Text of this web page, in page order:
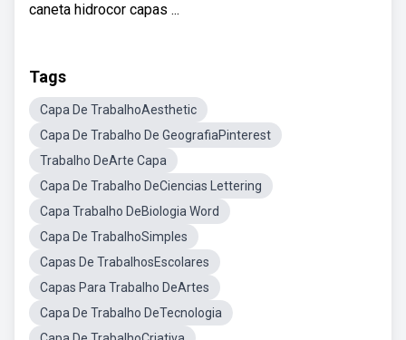
caneta hidrocor capas ...
Tags
Capa De TrabalhoAesthetic
Capa De Trabalho De GeografiaPinterest
Trabalho DeArte Capa
Capa De Trabalho DeCiencias Lettering
Capa Trabalho DeBiologia Word
Capa De TrabalhoSimples
Capas De TrabalhosEscolares
Capas Para Trabalho DeArtes
Capa De Trabalho DeTecnologia